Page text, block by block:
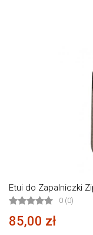
Etui do Zapalniczki
0 (0)
85,00 zł